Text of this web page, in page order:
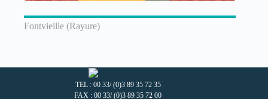
Fontvieille (Rayure)
TEL : 00 33/ (0)3 89 35 72 35
FAX : 00 33/ (0)3 89 35 72 00